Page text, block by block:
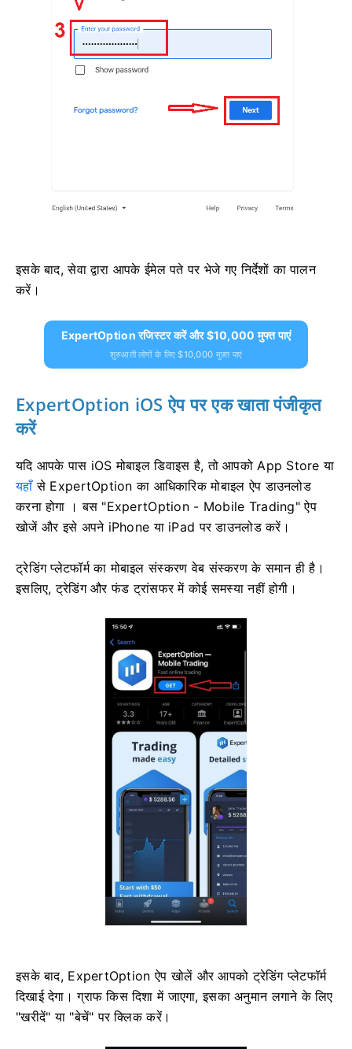
इसके बाद, सेवा द्वारा आपके ईमेल पते पर भेजे गए निर्देशों का पालन
करें।
ExpertOption रजिस्टर करें और $10,000 मुफ्त पाएं
शुरुआती लोगों के लिए $10,000 मुफ़्त पाएं
ExpertOption iOS ऐप पर एक खाता पंजीकृत
करें
यदि आपके पास iOS मोबाइल डिवाइस है, तो आपको App Store या
यहाँसे ExpertOption का आधिकारिक मोबाइल ऐप डाउनलोड
करना होगा । बस "ExpertOption - Mobile Trading" ऐप
खोजें और इसे अपने iPhone या iPad पर डाउनलोड करें।
ट्रेडिंग प्लेटफॉर्म का मोबाइल संस्करण वेब संस्करण के समान ही है।
इसलिए, ट्रेडिंग और फंड ट्रांसफर में कोई समस्या नहीं होगी।
इसके बाद, ExpertOption ऐप खोलें और आपको ट्रेडिंग प्लेटफॉर्म
दिखाई देगा। ग्राफ किस दिशा में जाएगा, इसका अनुमान लगाने के लिए
"खरीदें" या "बेचें" पर क्लिक करें।